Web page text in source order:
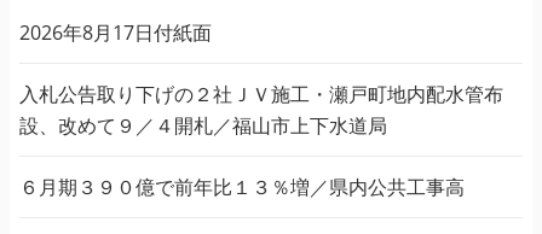
2026年8月17日付紙面
入札公告取り下げの２社ＪＶ施工・瀬戸町地内配水管布
設、改めて９／４開札／福山市上下水道局
６月期３９０億で前年比１３％増／県内公共工事高